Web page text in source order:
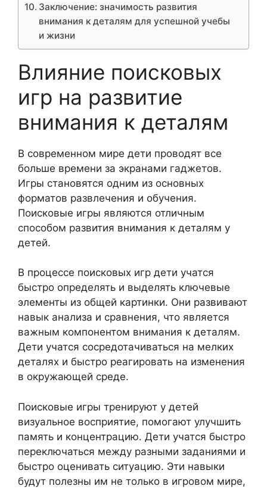
Заключение: значимость развития
внимания к деталям для успешной учебы
и жизни
Влияние поисковых
игр на развитие
внимания к деталям
В современном мире дети проводят все
больше времени за экранами гаджетов.
Игры становятся одним из основных
форматов развлечения и обучения.
Поисковые игры являются отличным
способом развития внимания к деталям у
детей.
В процессе поисковых игр дети учатся
быстро определять и выделять ключевые
элементы из общей картинки. Они развивают
навык анализа и сравнения, что является
важным компонентом внимания к деталям.
Дети учатся сосредотачиваться на мелких
деталях и быстро реагировать на изменения
в окружающей среде.
Поисковые игры тренируют у детей
визуальное восприятие, помогают улучшить
память и концентрацию. Дети учатся быстро
переключаться между разными заданиями и
быстро оценивать ситуацию. Эти навыки
будут полезны им не только в игровом мире,